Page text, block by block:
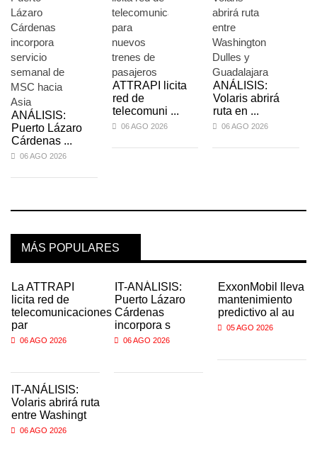
ANÁLISIS:
Puerto Lázaro
Cárdenas ...
06 AGO 2026
ATTRAPI licita
red de
telecomuni ...
06 AGO 2026
ANÁLISIS:
Volaris abrirá
ruta en ...
06 AGO 2026
MÁS POPULARES
La ATTRAPI
licita red de
telecomunicaciones
par
06 AGO 2026
IT-ANÁLISIS:
Volaris abrirá ruta
entre Washingt
06 AGO 2026
IT-ANÁLISIS:
Puerto Lázaro
Cárdenas
incorpora s
06 AGO 2026
ExxonMobil lleva
mantenimiento
predictivo al au
05 AGO 2026